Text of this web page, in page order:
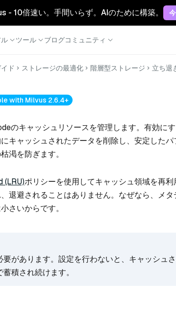
10倍速い。手間いらず。AIのために構築。
ツール ブログコミュニティ
ド ストレージの最適化 階層型ストレージ 立ち退
with Milvus 2.6.4+
のキャッシュリソースを管理します。有効に
キャッシュされたデータを削除し、安定したパ
渇を防ぎます。
(LRU)ポリシーを使用してキャッシュ領域を再利
退避されることはありません。なぜなら、メ
さいからです。
があります。設定を行わないと、キャッシュ
積され続けます。